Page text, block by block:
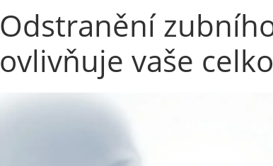
Odstranění
ovlivňuje vaše